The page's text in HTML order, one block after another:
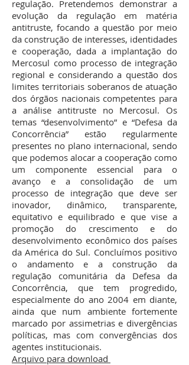
regulação. Pretendemos demonstrar a
evolução da regulação em matéria
antitruste, focando a questão por meio
da construção de interesses, identidades
e cooperação, dada a implantação do
Mercosul como processo de integração
regional e considerando a questão dos
limites territoriais soberanos de atuação
dos órgãos nacionais competentes para
a análise antitruste no Mercosul. Os
temas “desenvolvimento” e “Defesa da
Concorrência” estão regularmente
presentes no plano internacional, sendo
que podemos alocar a cooperação como
um componente essencial para o
avanço e a consolidação de um
processo de integração que deve ser
inovador, dinâmico, transparente,
equitativo e equilibrado e que vise a
promoção do crescimento e do
desenvolvimento econômico dos países
da América do Sul. Concluímos positivo
o andamento e a construção da
regulação comunitária da Defesa da
Concorrência, que tem progredido,
especialmente do ano 2004 em diante,
ainda que num ambiente fortemente
marcado por assimetrias e divergências
políticas, mas com convergências dos
agentes institucionais.
Arquivo para download